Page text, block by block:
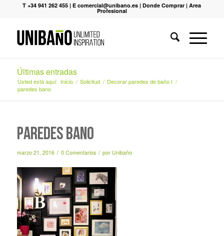
T +34 941 262 455 |E comercial@unibano.es |Donde Comprar |Area
Profesional
Últimas entradas
Usted está aquí: Inicio / Solicitud / Decorar paredes de baño I /
paredes bano
paredes bano
marzo 21, 2016 / 0 Comentarios / por Unibaño